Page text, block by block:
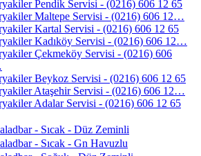
Pendik Servisi - (0216) 606 12 65
Maltepe Servisi - (0216) 606 12…
Kartal Servisi - (0216) 606 12 65
Kadıköy Servisi - (0216) 606 12…
Çekmeköy Servisi - (0216) 606
Beykoz Servisi - (0216) 606 12 65
Ataşehir Servisi - (0216) 606 12…
Adalar Servisi - (0216) 606 12 65
- Sıcak - Düz Zeminli
- Sıcak - Gn Havuzlu